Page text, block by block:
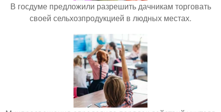
В госдуме предложили разрешить дачникам торговать
своей сельхозпродукцией в людных местах.